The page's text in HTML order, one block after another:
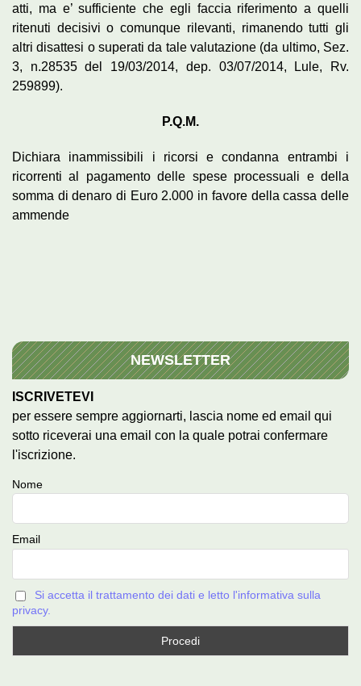
atti, ma e’ sufficiente che egli faccia riferimento a quelli
ritenuti decisivi o comunque rilevanti, rimanendo tutti gli
altri disattesi o superati da tale valutazione (da ultimo, Sez.
3, n.28535 del 19/03/2014, dep. 03/07/2014, Lule, Rv.
259899).
P.Q.M.
Dichiara inammissibili i ricorsi e condanna entrambi i
ricorrenti al pagamento delle spese processuali e della
somma di denaro di Euro 2.000 in favore della cassa delle
ammende
NEWSLETTER
ISCRIVETEVI
per essere sempre aggiornarti, lascia nome ed email qui
sotto riceverai una email con la quale potrai confermare
l'iscrizione.
Nome
Email
Si accetta il trattamento dei dati e letto l'informativa sulla
privacy.